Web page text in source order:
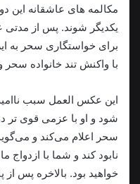
مکالمه های عاشقانه این
یکدیگر شوند. پس از مدتی
برای خواستگاری سحر به
با واکنش تند خانواده
این عکس العمل سبب
شود و او با عزمی قوی تر
سحر اعلام می‌کند و
نابود کند و شما با
خواهید بود. بالاخره پس